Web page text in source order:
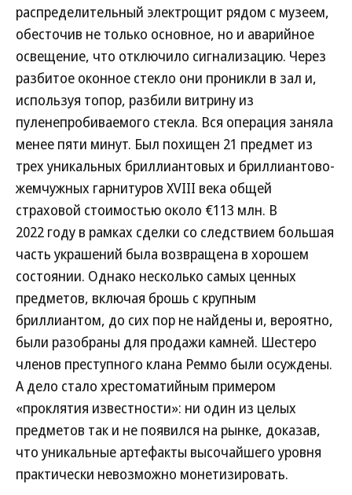
распределительный электрощит рядом с музеем,
обесточив не только основное, но и аварийное
освещение, что отключило сигнализацию. Через
разбитое оконное стекло они проникли в зал и,
используя топор, разбили витрину из
пуленепробиваемого стекла. Вся операция заняла
менее пяти минут. Был похищен 21 предмет из
трех уникальных бриллиантовых и бриллиантово-
жемчужных гарнитуров XVIII века общей
страховой стоимостью около €113 млн. В
2022 году в рамках сделки со следствием большая
часть украшений была возвращена в хорошем
состоянии. Однако несколько самых ценных
предметов, включая брошь с крупным
бриллиантом, до сих пор не найдены и, вероятно,
были разобраны для продажи камней. Шестеро
членов преступного клана Реммо были осуждены.
А дело стало хрестоматийным примером
«проклятия известности»: ни один из целых
предметов так и не появился на рынке, доказав,
что уникальные артефакты высочайшего уровня
практически невозможно монетизировать.